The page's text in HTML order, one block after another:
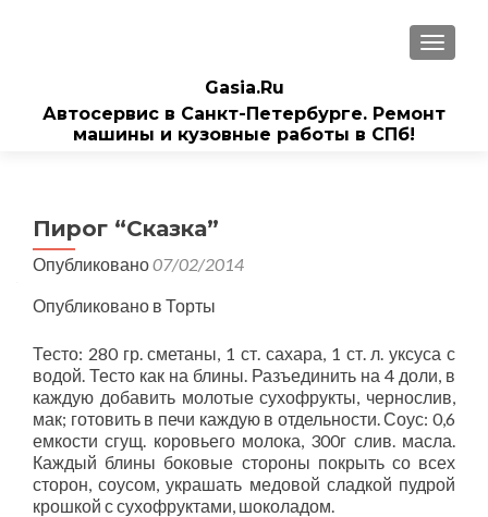
Gasia.Ru
Автосервис в Санкт-Петербурге. Ремонт
машины и кузовные работы в СПб!
Пирог “Сказка”
Опубликовано07/02/2014
Опубликовано в Торты
Тесто: 280 гр. сметаны, 1 ст. сахара, 1 ст. л. уксуса с
водой. Тесто как на блины. Разъединить на 4 доли, в
каждую добавить молотые сухофрукты, чернослив,
мак; готовить в печи каждую в отдельности. Соус: 0,6
емкости сгущ. коровьего молока, 300г слив. масла.
Каждый блины боковые стороны покрыть со всех
сторон, соусом, украшать медовой сладкой пудрой
крошкой с сухофруктами, шоколадом.